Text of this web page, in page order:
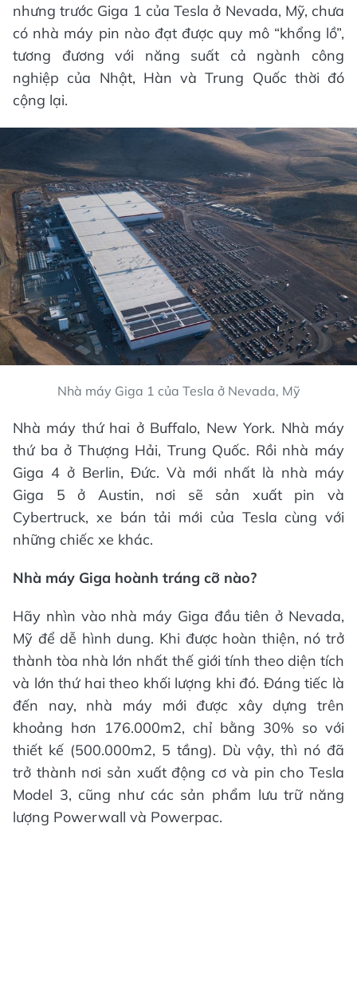
nhưng trước Giga 1 của Tesla ở Nevada, Mỹ, chưa
có nhà máy pin nào đạt được quy mô “khổng lồ”,
tương đương với năng suất cả ngành công
nghiệp của Nhật, Hàn và Trung Quốc thời đó
cộng lại.
Nhà máy Giga 1 của Tesla ở Nevada, Mỹ
Nhà máy thứ hai ở Buffalo, New York. Nhà máy
thứ ba ở Thượng Hải, Trung Quốc. Rồi nhà máy
Giga 4 ở Berlin, Đức. Và mới nhất là nhà máy
Giga 5 ở Austin, nơi sẽ sản xuất pin và
Cybertruck, xe bán tải mới của Tesla cùng với
những chiếc xe khác.
Nhà máy Giga hoành tráng cỡ nào?
Hãy nhìn vào nhà máy Giga đầu tiên ở Nevada,
Mỹ để dễ hình dung. Khi được hoàn thiện, nó trở
thành tòa nhà lớn nhất thế giới tính theo diện tích
và lớn thứ hai theo khối lượng khi đó. Đáng tiếc là
đến nay, nhà máy mới được xây dựng trên
khoảng hơn 176.000m2, chỉ bằng 30% so với
thiết kế (500.000m2, 5 tầng). Dù vậy, thì nó đã
trở thành nơi sản xuất động cơ và pin cho Tesla
Model 3, cũng như các sản phẩm lưu trữ năng
lượng Powerwall và Powerpac.